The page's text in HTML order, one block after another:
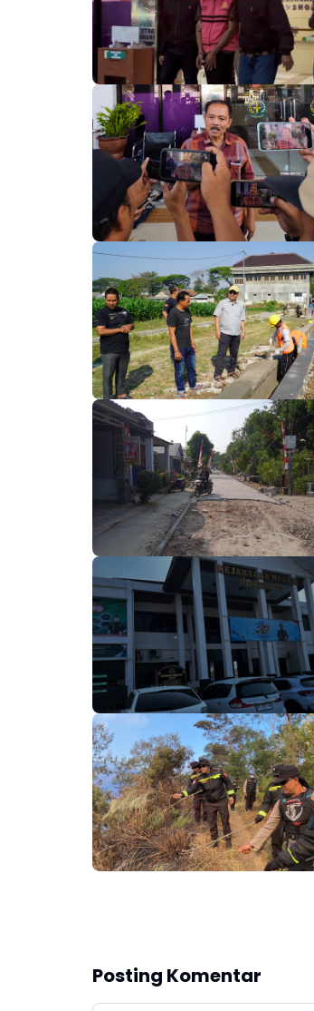
Posting Komentar